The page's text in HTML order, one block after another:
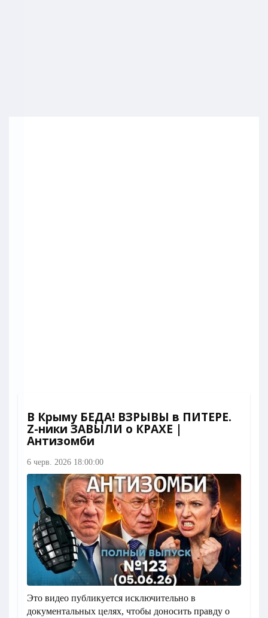
В Крыму БЕДА! ВЗРЫВЫ в ПИТЕРЕ.
Z-ники ЗАВЫЛИ о КРАХЕ |
Антизомби
6 черв. 2026 18:00:00
Это видео публикуется исключительно в
документальных целях, чтобы доносить правду о